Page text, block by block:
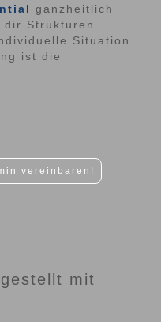
ganzheitlich
dir Strukturen
Situation
ist die
vereinbaren!
mit